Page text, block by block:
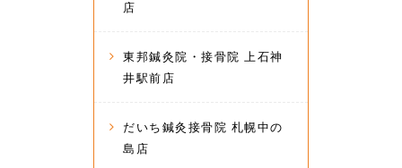
店
東邦鍼灸院・接骨院 上石神
井駅前店
だいち鍼灸接骨院 札幌中の
島店